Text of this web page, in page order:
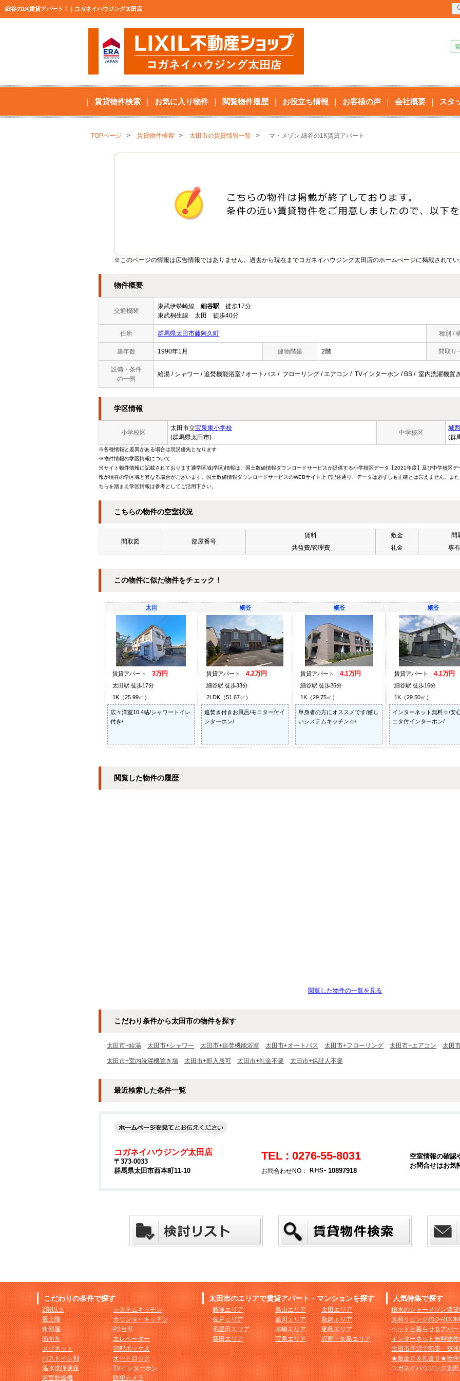
細谷の1K賃貸アパート！｜コガネイハウジング太田店
賃貸物件検索 お気に入り物件 閲覧物件履歴 お役立ち情報 お客様の声 会社概要 スタ
TOPページ 賃貸物件検索 太田市の賃貸情報一覧 マ・メゾン 細谷の1K賃貸アパート
※このページの情報は広告情報ではありません。過去から現在までコガネイハウジング太田店のホームぺージに掲載されて
物件概要
交通機関
東武伊勢崎線 細谷駅 徒歩17分
東武桐生線 太田 徒歩40分
住所 群馬県太田市藤阿久町 種別 /
築年数 1990年1月 建物階建 2階 間取り
設備・条件
の一例
給湯 / シャワー / 追焚機能浴室 / オートバス / フローリング / エアコン / TVインターホン / BS / 室内洗濯機置
学区情報
小学校区
太田市立宝泉東小学校
(群馬県太田市)
中学校区
城
(群
※各種情報と差異がある場合は現況優先となります
※物件情報の学区情報について
当サイト物件情報に記載されております通学区域(学区)情報は、国土数値情報ダウンロードサービスが提供する小学校区データ【2021年度】及び中学校区
報が現在の学区域と異なる場合がございます。国土数値情報ダウンロードサービスのWEBサイト上で記述通り、データは必ずしも正確とは言えません。ま
ちらを踏まえ学区情報は参考としてご活用下さい。
こちらの物件の空室状況
間取図 部屋番号
賃料
共益費/管理費
敷金
礼金
間
専
この物件に似た物件をチェック！
太田
賃貸アパート 3万円
太田駅 徒歩17分
1K（25.99㎡）
広々洋室10.4帖/シャワートイレ
付き/
細谷
賃貸アパート 4.2万円
細谷駅 徒歩33分
2LDK（51.67㎡）
追焚き付きお風呂/モニター付イ
ンターホン/
細谷
賃貸アパート 4.1万円
細谷駅 徒歩26分
1K（29.75㎡）
単身者の方にオススメです/嬉し
いシステムキッチン☆/
細谷
賃貸アパート 4.1万円
細谷駅 徒歩16分
1K（29.50㎡）
インターネット無料☆/安
ニタ付インターホン/
閲覧した物件の履歴
閲覧した物件の一覧を見る
こだわり条件から太田市の物件を探す
太田市+給湯 太田市+シャワー 太田市+追焚機能浴室 太田市+オートバス 太田市+フローリング 太田市+エアコン 太田
太田市+室内洗濯機置き場 太田市+即入居可 太田市+礼金不要 太田市+保証人不要
最近検索した条件一覧
コガネイハウジング太田店
〒373-0033
群馬県太田市西本町11-10
TEL : 0276-55-8031
お問合わせNO： 10897918
空室情報の確認
お問合せはお気
こだわりの条件で探す
2階以上
最上階
角部屋
南向き
メゾネット
バストイレ別
温水洗浄便座
浴室乾燥機
システムキッチン
カウンターキッチン
P2台可
エレベーター
宅配ボックス
オートロック
TVインターホン
防犯カメラ
太田市のエリアで賃貸アパート・マンションを探す
藪塚エリア
強戸エリア
毛里田エリア
新田エリア
鳥山エリア
韮川エリア
木崎エリア
宝泉エリア
太田エリア
龍舞エリア
尾島エリア
沢野・矢島エリア
人気特集で探す
積水のシャーメゾン賃
大和リビングのD-
ペットと暮らせるアパ
インターネット無料物
太田市周辺で新築・築
★敷金０＆礼金０★物
コガネイハウジング太